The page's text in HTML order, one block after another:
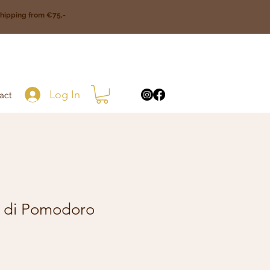
from €75,-
Log In
Pomodoro